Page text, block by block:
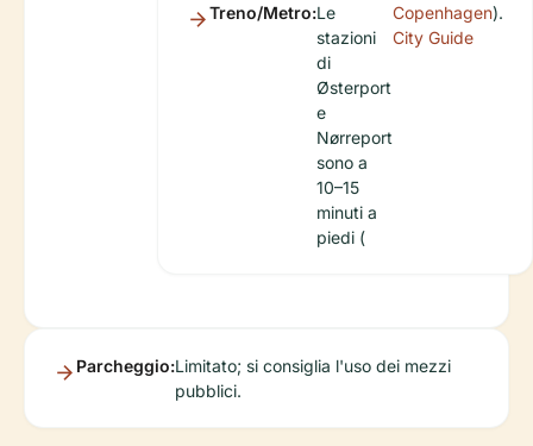
Treno/Metro:Le
stazioni
di
Østerport
e
Nørreport
sono a
10–15
minuti a
piedi (
Copenhagen
City Guide
).
Parcheggio:Limitato; si consiglia l'uso dei mezzi
pubblici.